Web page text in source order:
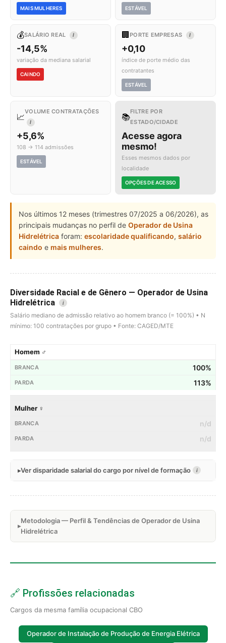
MAIS MULHERES ESTÁVEL
💰SALÁRIO REAL I
-14,5%
variação da mediana salarial
CAINDO
🏢 PORTE EMPRESAS I
+0,10
índice de porte médio das
contratantes
ESTÁVEL
📈
VOLUME CONTRATAÇÕES
I
+5,6%
108 → 114 admissões
ESTÁVEL
📚
FILTRE POR
ESTADO/CIDADE
Acesse agora
mesmo!
Esses mesmos dados por
localidade
OPÇÕES DE ACESSO
Nos últimos 12 meses (trimestres 07/2025 a 06/2026), as
principais mudanças no perfil de Operador de Usina
Hidrelétrica foram: escolaridade qualificando, salário
caindo e mais mulheres.
Diversidade Racial e de Gênero — Operador de Usina
Hidrelétrica
i
Salário mediano de admissão relativo ao homem branco (= 100%) • N
mínimo: 100 contratações por grupo • Fonte: CAGED/MTE
Homem ♂
100%
113%
Mulher ♀
n/d
n/d
Ver disparidade salarial do cargo por nível de formação i
Metodologia — Perfil & Tendências de Operador de Usina
Hidrelétrica
🔗 Profissões relacionadas
Cargos da mesma família ocupacional CBO
Operador de Instalação de Produção de Energia Elétrica